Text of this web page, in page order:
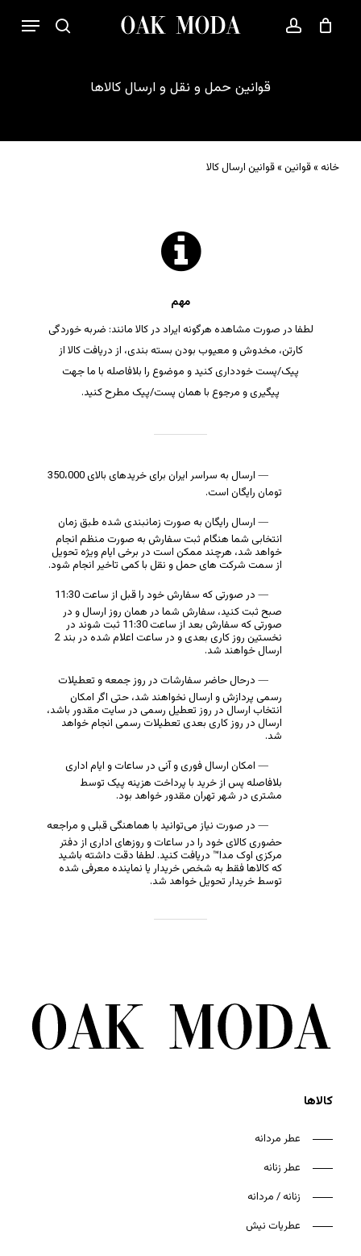
جستجو حساب کاربری
فهرست
سبد خرید بستن
هیچ محصولی در سبد خرید نیست.
بازگشت به فروشگاه
قوانین حمل و نقل وارسالکالاها
خانه »قوانین»قوانین ارسال کالا
مهم
لطفا در صورت مشاهده هرگونه ایراد در کالا مانند: ضربه خوردگی
کارتن، مخدوش و معیوب بودن بسته بندی، از دریافت کالا از
پیک/پست خودداری کنید و موضوع را بلافاصله با ما جهت
پیگیری و مرجوع با همان پست/پیک مطرح کنید.
ارسال به سراسر ایران برای خریدهای بالای 350،000
تومان رایگان است.
ارسال رایگان به صورت زمانبندی شده طبق زمان
انتخابی شما هنگام ثبت سفارش به صورت منظم انجام
خواهد شد، هرچند ممکن است در برخی ایام ویژه تحویل
از سمت شرکت های حمل و نقل با کمی تاخیر انجام شود.
در صورتی که سفارش خود را قبل از ساعت 11:30
صبح ثبت کنید، سفارش شما در همان روز ارسال و در
صورتی که سفارش بعد از ساعت 11:30 ثبت شوند در
نخستین روز کاری بعدی و در ساعت اعلام شده در بند 2
ارسال خواهند شد.
درحال حاضر سفارشات در روز جمعه و تعطیلات
رسمی پردازش و ارسال نخواهند شد، حتی اگر امکان
انتخاب ارسال در روز تعطیل رسمی در سایت مقدور باشد،
ارسال در روز کاری بعدی تعطیلات رسمی انجام خواهد
شد.
امکان ارسال فوری و آنی در ساعات و ایام اداری
بلافاصله پس از خرید با پرداخت هزینه پیک توسط
مشتری در شهر تهران مقدور خواهد بود.
در صورت نیاز می‌توانید با هماهنگی قبلی و مراجعه
حضوری کالای خود را در ساعات و روزهای اداری از دفتر
مرکزی اوک مدا™ دریافت کنید. لطفا دقت داشته باشید
که کالاها فقط به شخص خریدار یا نماینده معرفی شده
توسط خریدار تحویل خواهد شد.
کالاها
عطر مردانه
عطر زنانه
زنانه / مردانه
عطریات نیش